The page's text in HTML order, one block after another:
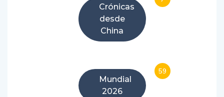
Crónicas
desde
China
Mundial
2026
59